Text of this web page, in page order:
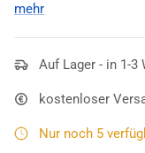
20ml Inhalt reicht für
mehr
Auf Lager - in 1-3
kostenloser
Nur noch 5